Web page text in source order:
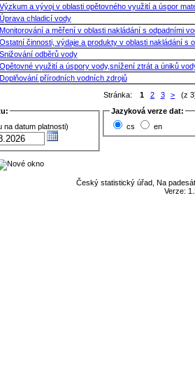
Výzkum a vývoj v oblasti opětovného využití a úspor
Úprava chladicí vody
Monitorování a měření v oblasti nakládání s odpadními
Ostatní činnosti, výdaje a produkty v oblasti nakládání s
Snižování odběrů vody
Opětovné využití a úspory vody,snížení ztrát a úniků
Doplňování přírodních vodních zdrojů
Stránka:
1 2 3 > (z
na datum platnosti)
Jazyková verze dat:
cs
en
Český statistický úřad, Na
Verze: